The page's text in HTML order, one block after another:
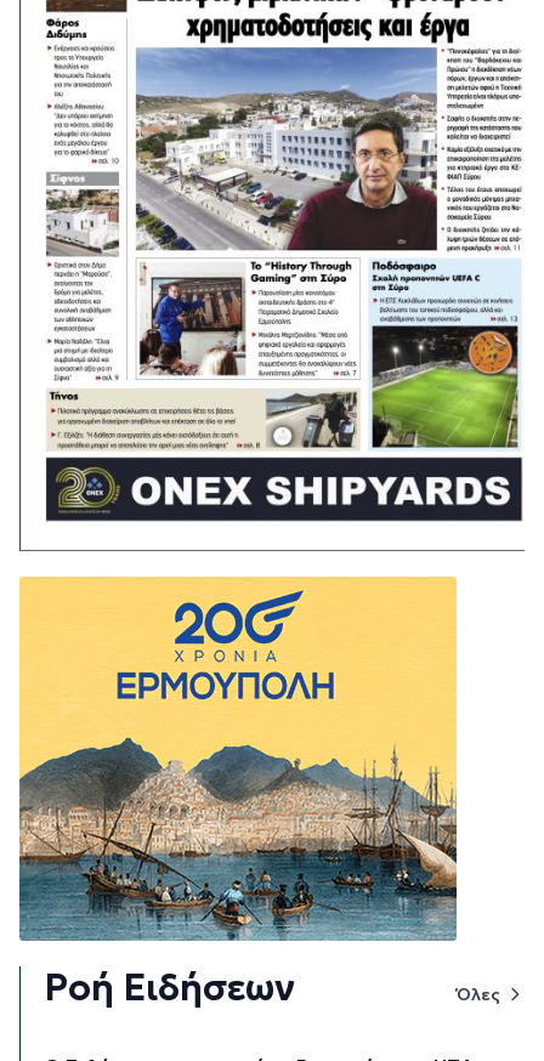
Ροή Ειδήσεων Όλες